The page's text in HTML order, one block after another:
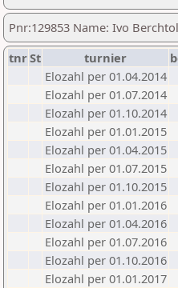
Pnr:129853 Name: Ivo
tnrSt turnier
Elozahl per 01.04.2014
Elozahl per 01.07.2014
Elozahl per 01.10.2014
Elozahl per 01.01.2015
Elozahl per 01.04.2015
Elozahl per 01.07.2015
Elozahl per 01.10.2015
Elozahl per 01.01.2016
Elozahl per 01.04.2016
Elozahl per 01.07.2016
Elozahl per 01.10.2016
Elozahl per 01.01.2017